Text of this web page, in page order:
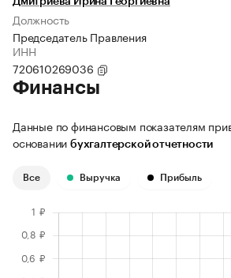
Должность
Председатель Правления
ИНН
720610269036
Финансы
Данные по финансовым показателям
основании бухгалтерской отчетности
Все Выручка Прибыль